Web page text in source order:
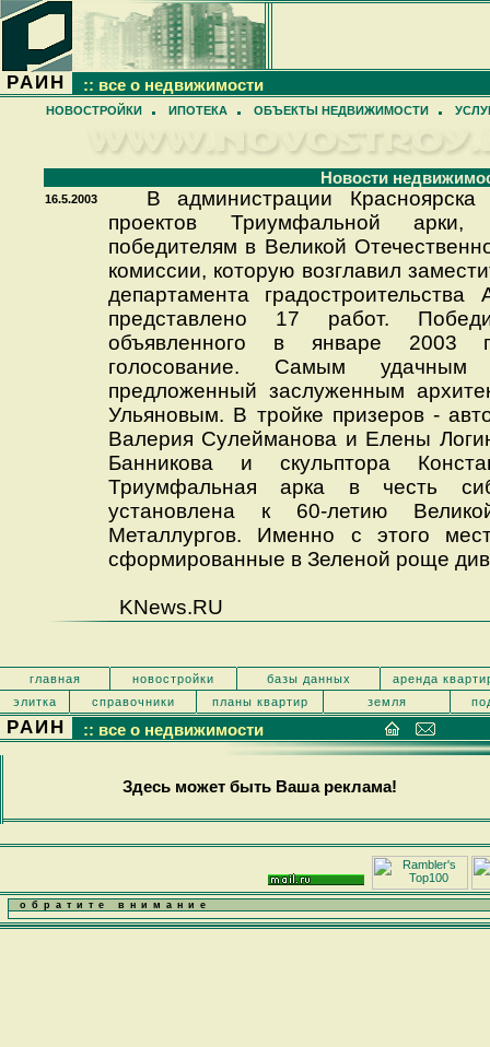
РАИН :: все о недвижимости
НОВОСТРОЙКИ ИПОТЕКА ОБЪЕКТЫ НЕДВИЖИМОСТИ
Новости
16.5.2003
В администрации Красноярска
проектов Триумфальной арки,
победителям в Великой
комиссии, которую возглавил
департамента
представлено 17 работ.
объявленного в январе 2003
голосование. Самым
предложенный заслуженным
Ульяновым. В тройке призеров -
Валерия Сулейманова и Елены
Банникова и скульптора
Триумфальная арка в честь
установлена к 60-летию
Металлургов. Именно с этого
сформированные в Зеленой роще
KNews.RU
главная новостройки базы данных
аренда
элитка
справочники планы квартир земля
РАИН :: все о недвижимости
Здесь может быть Ваша реклама!
обратите внимание